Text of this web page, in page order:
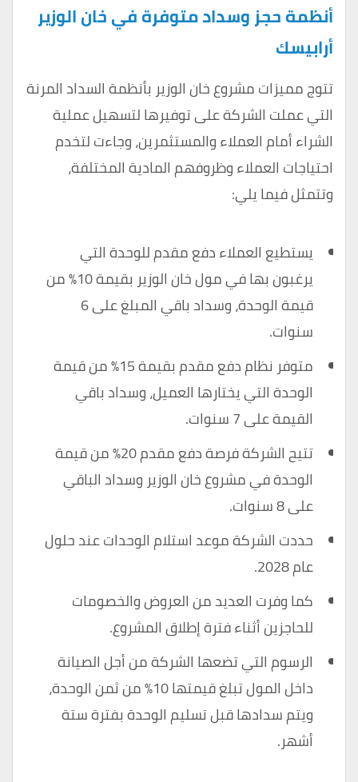
أنظمة حجز وسداد متوفرة في خان الوزير
أرابيسك
تتوج مميزات مشروع خان الوزير بأنظمة السداد المرنة
التي عملت الشركة على توفيرها لتسهيل عملية
الشراء أمام العملاء والمستثمرين، وجاءت لتخدم
احتياجات العملاء وظروفهم المادية المختلفة،
وتتمثل فيما يلي:
يستطيع العملاء دفع مقدم للوحدة التي
يرغبون بها في مول خان الوزير بقيمة 10% من
قيمة الوحدة، وسداد باقي المبلغ على 6
سنوات.
متوفر نظام دفع مقدم بقيمة 15% من قيمة
الوحدة التي يختارها العميل، وسداد باقي
القيمة على 7 سنوات.
تتيح الشركة فرصة دفع مقدم 20% من قيمة
الوحدة في مشروع خان الوزير وسداد الباقي
على 8 سنوات.
حددت الشركة موعد استلام الوحدات عند حلول
عام 2028.
كما وفرت العديد من العروض والخصومات
للحاجزين أثناء فترة إطلاق المشروع.
الرسوم التي تضعها الشركة من أجل الصيانة
داخل المول تبلغ قيمتها 10% من ثمن الوحدة،
ويتم سدادها قبل تسليم الوحدة بفترة ستة
أشهر.